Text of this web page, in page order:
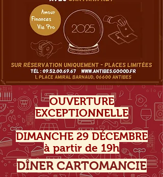
OUVERTURE
EXCEPTIONNELLE
DIMANCHE 29 DÉCEMBRE
à partir de 19h
DÎNER CARTOMANCIE